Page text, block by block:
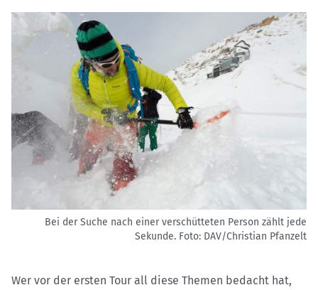
Bei der Suche nach einer verschütteten Person zählt jede
Sekunde. Foto: DAV/Christian Pfanzelt
Wer vor der ersten Tour all diese Themen bedacht hat,